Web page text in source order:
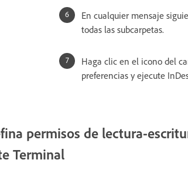
En cualquier mensaje
todas las subcarpetas.
Haga clic en el icono del
preferencias y ejecute
permisos de lectura-
Terminal